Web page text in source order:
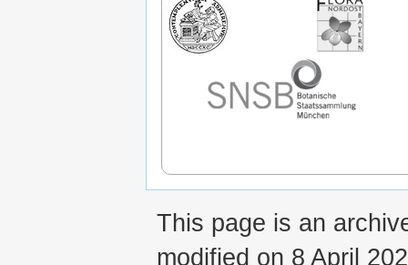
This page is an
modified on 8 April